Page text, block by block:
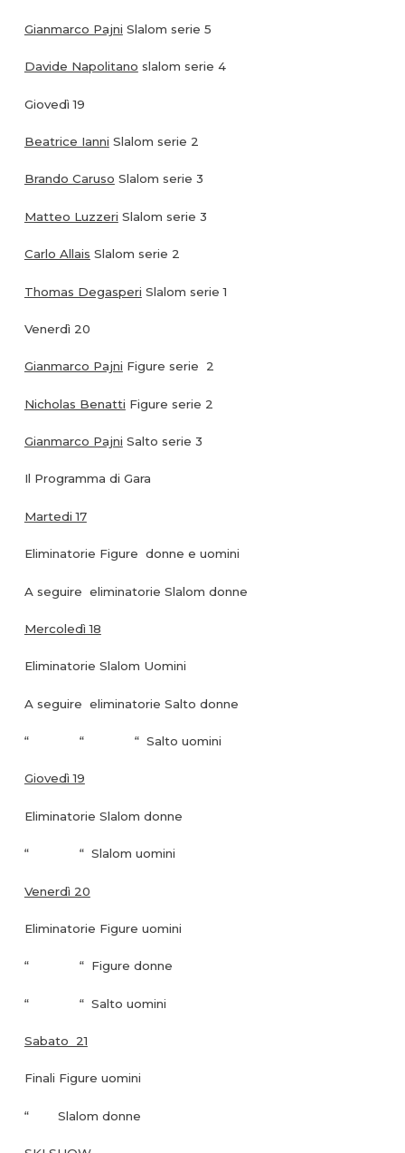
Gianmarco Pajni Slalom serie 5
Davide Napolitano slalom serie 4
Giovedì 19
Beatrice Ianni Slalom serie 2
Brando Caruso Slalom serie 3
Matteo Luzzeri Slalom serie 3
Carlo Allais Slalom serie 2
Thomas Degasperi Slalom serie 1
Venerdì 20
Gianmarco Pajni Figure serie 2
Nicholas Benatti Figure serie 2
Gianmarco Pajni Salto serie 3
Il Programma di Gara
Martedi 17
Eliminatorie Figure donne e uomini
A seguire eliminatorie Slalom donne
Mercoledì 18
Eliminatorie Slalom Uomini
A seguire eliminatorie Salto donne
“ “ “ Salto uomini
Giovedì 19
Eliminatorie Slalom donne
“ “ Slalom uomini
Venerdì 20
Eliminatorie Figure uomini
“ “ Figure donne
“ “ Salto uomini
Sabato 21
Finali Figure uomini
“ Slalom donne